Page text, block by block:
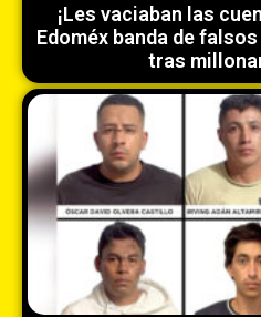
¡Les vaciaban las
Edoméx banda de
tras